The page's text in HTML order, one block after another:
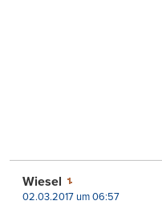
Wiesel
02.03.2017 um 06:57